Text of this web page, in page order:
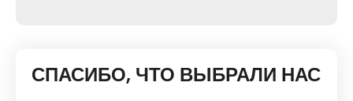
СПАСИБО, ЧТО ВЫБРАЛИ НАС